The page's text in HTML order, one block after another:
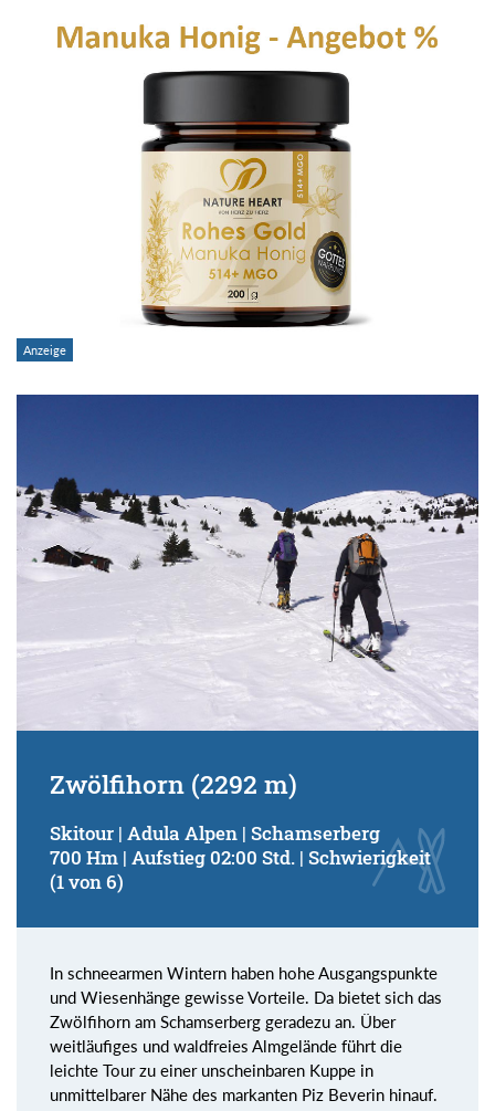
Zwölfihorn (2292 m)
Skitour | Adula Alpen | Schamserberg
700 Hm | Aufstieg 02:00 Std. | Schwierigkeit
(1 von 6)
In schneearmen Wintern haben hohe Ausgangspunkte
und Wiesenhänge gewisse Vorteile. Da bietet sich das
Zwölfihorn am Schamserberg geradezu an. Über
weitläufiges und waldfreies Almgelände führt die
leichte Tour zu einer unscheinbaren Kuppe in
unmittelbarer Nähe des markanten Piz Beverin hinauf.